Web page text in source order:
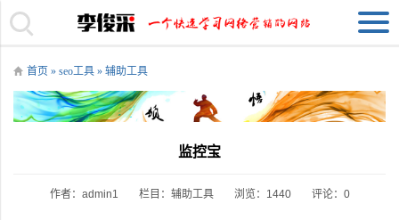
首页 » seo工具 » 辅助工具
监控宝
作者：admin1 栏目： 辅助工具 浏览：1440 评论：0